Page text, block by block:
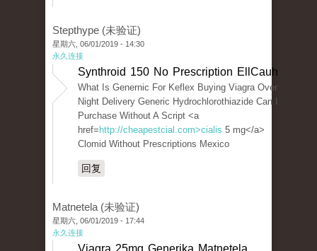
Stepthype (未验证)
星期六, 06/01/2019 - 14:30
永久连接
Synthroid 150 No Prescription EllCauh
What Is Genernic For Keflex Buying Viagra Over
Night Delivery Generic Hydrochlorothiazide Can I
Purchase Without A Script <a
href= http://cheapestcial.com>cialis 5 mg</a>
Clomid Without Prescriptions Mexico
回复
Matnetela (未验证)
星期六, 06/01/2019 - 17:44
永久连接